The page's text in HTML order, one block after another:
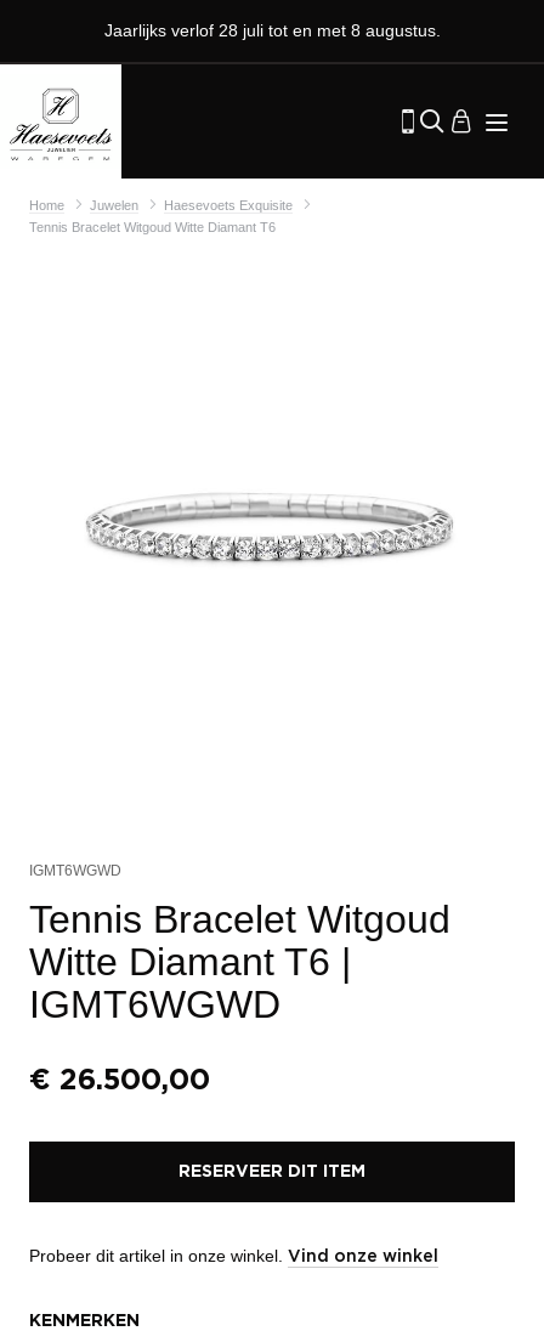
Jaarlijks verlof 28 juli tot en met 8 augustus.
Home Juwelen
Haesevoets Exquisite
Tennis Bracelet Witgoud Witte Diamant T6
IGMT6WGWD
Tennis Bracelet Witgoud
Witte Diamant T6 |
IGMT6WGWD
€ 26.500,00
RESERVEER DIT ITEM
Probeer dit artikel in onze winkel. Vind onze winkel
KENMERKEN